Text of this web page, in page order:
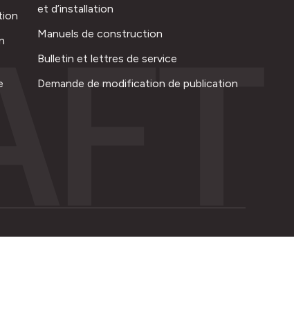
et d’installation
Manuels de construction
Bulletin et lettres de service
Demande de modification de publication